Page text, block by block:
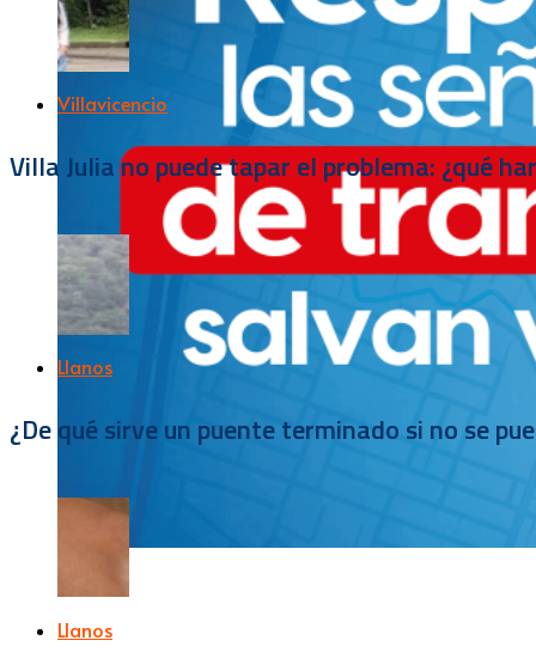
Villavicencio
Villa Julia no puede tapar el problema: ¿qué
Llanos
¿De qué sirve un puente terminado si no se
Llanos